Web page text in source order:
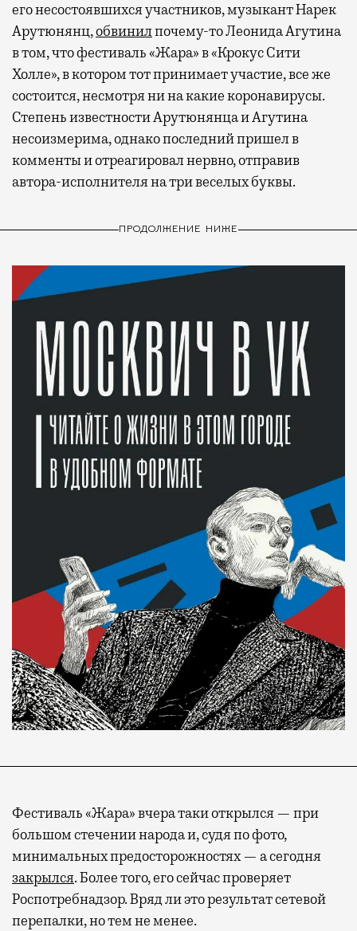
его несостоявшихся участников, музыкант Нарек
Арутюнянц,обвинилпочему-то Леонида Агутина
в том, что фестиваль «Жара» в «Крокус Сити
Холле», в котором тот принимает участие, все же
состоится, несмотря ни на какие коронавирусы.
Степень известности Арутюнянца и Агутина
несоизмерима, однако последний пришел в
комменты и отреагировал нервно, отправив
автора-исполнителя на три веселых буквы.
ПРОДОЛЖЕНИЕ НИЖЕ
Фестиваль «Жара» вчера таки открылся — при
большом стечении народа и, судя по фото,
минимальных предосторожностях — а сегодня
закрылся. Более того, его сейчас проверяет
Роспотребнадзор. Вряд ли это результат сетевой
перепалки, но тем не менее.